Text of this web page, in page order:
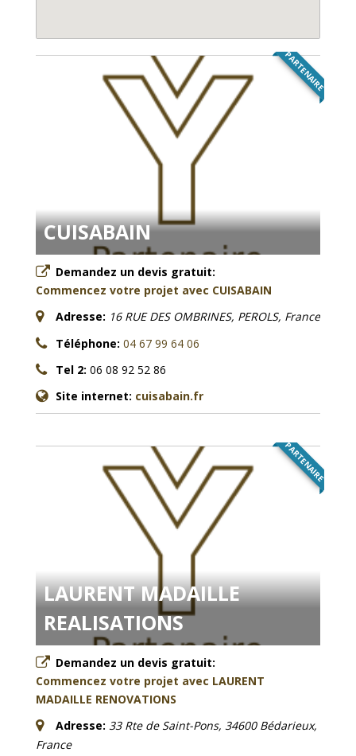
CUISABAIN
PARTENAIRE
Demandez un devis gratuit:
Commencez votre projet avec CUISABAIN
Adresse: 16 RUE DES OMBRINES, PEROLS, France
Téléphone: 04 67 99 64 06
Tel 2: 06 08 92 52 86
Site internet: cuisabain.fr
LAURENT MADAILLE
REALISATIONS
PARTENAIRE
Demandez un devis gratuit:
Commencez votre projet avec LAURENT
MADAILLE RENOVATIONS
Adresse: 33 Rte de Saint-Pons, 34600 Bédarieux,
France